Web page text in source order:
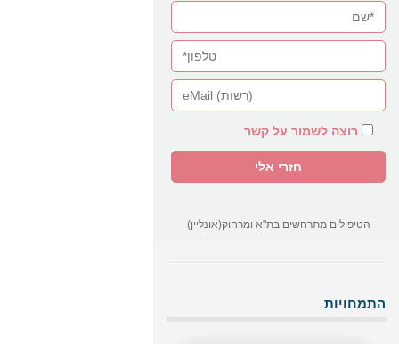
רוצה לשמור על קשר
הטיפולים מתרחשים בת"א ומרחוק(אונליין)
התמחויות